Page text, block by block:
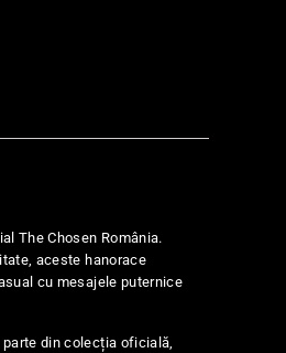
The Chosen România.
aceste hanorace
cu mesajele puternice
din colecția oficială,